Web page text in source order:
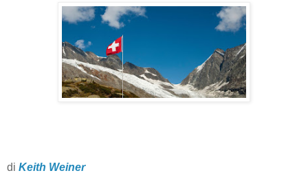
di Keith Weiner